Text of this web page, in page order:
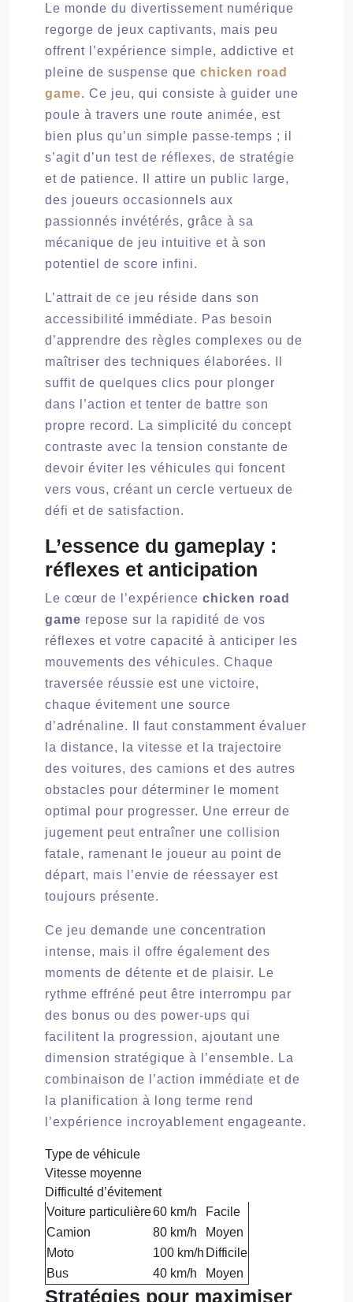
Le monde du divertissement numérique
regorge de jeux captivants, mais peu
offrent l’expérience simple, addictive et
pleine de suspense que chicken road
game. Ce jeu, qui consiste à guider une
poule à travers une route animée, est
bien plus qu’un simple passe-temps ; il
s’agit d’un test de réflexes, de stratégie
et de patience. Il attire un public large,
des joueurs occasionnels aux
passionnés invétérés, grâce à sa
mécanique de jeu intuitive et à son
potentiel de score infini.
L’attrait de ce jeu réside dans son
accessibilité immédiate. Pas besoin
d’apprendre des règles complexes ou de
maîtriser des techniques élaborées. Il
suffit de quelques clics pour plonger
dans l’action et tenter de battre son
propre record. La simplicité du concept
contraste avec la tension constante de
devoir éviter les véhicules qui foncent
vers vous, créant un cercle vertueux de
défi et de satisfaction.
L’essence du gameplay :
réflexes et anticipation
Le cœur de l’expérience chicken road
game repose sur la rapidité de vos
réflexes et votre capacité à anticiper les
mouvements des véhicules. Chaque
traversée réussie est une victoire,
chaque évitement une source
d’adrénaline. Il faut constamment évaluer
la distance, la vitesse et la trajectoire
des voitures, des camions et des autres
obstacles pour déterminer le moment
optimal pour progresser. Une erreur de
jugement peut entraîner une collision
fatale, ramenant le joueur au point de
départ, mais l’envie de réessayer est
toujours présente.
Ce jeu demande une concentration
intense, mais il offre également des
moments de détente et de plaisir. Le
rythme effréné peut être interrompu par
des bonus ou des power-ups qui
facilitent la progression, ajoutant une
dimension stratégique à l’ensemble. La
combinaison de l’action immédiate et de
la planification à long terme rend
l’expérience incroyablement engageante.
Type de véhicule
Vitesse moyenne
Difficulté d’évitement
Voiture particulière60 km/h
Facile
Camion
80 km/h
Moyen
Moto
100 km/h Difficile
Bus
40 km/h Moyen
Stratégies pour maximiser